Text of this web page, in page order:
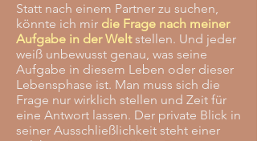
Statt nach einem Partner zu suchen,
könnte ich mir die Frage nach meiner
Aufgabe in der Weltstellen. Und jeder
weiß unbewusst genau, was seine
Aufgabe in diesem Leben oder dieser
Lebensphase ist. Man muss sich die
Frage nur wirklich stellen und Zeit für
eine Antwort lassen. Der private Blick in
seiner Ausschließlichkeit steht einer